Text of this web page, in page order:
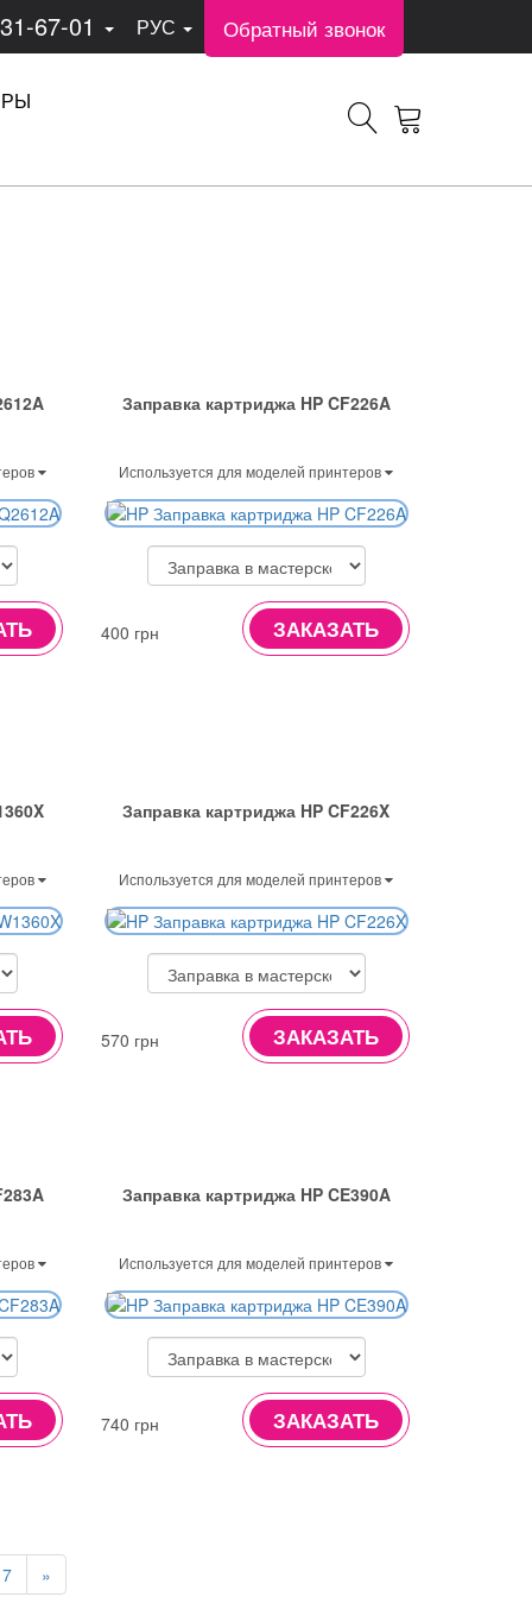
67-01 РУС Обратный звонок
Заправка картриджа HP CF226A
Используется для моделей принтеров
400 грн ЗАКАЗАТЬ
Заправка картриджа HP CF226X
Используется для моделей принтеров
570 грн ЗАКАЗАТЬ
Заправка картриджа HP CE390A
Используется для моделей принтеров
740 грн ЗАКАЗАТЬ
7 »